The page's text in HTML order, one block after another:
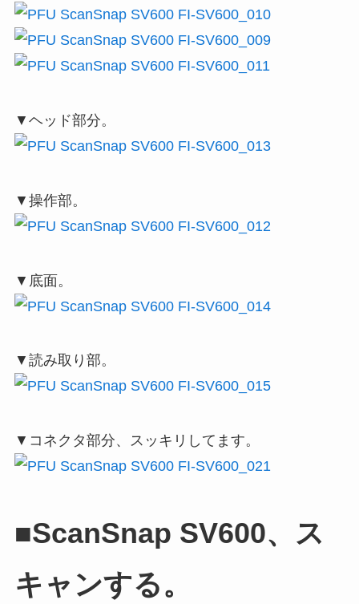
▼ヘッド部分。
▼操作部。
▼底面。
▼読み取り部。
▼コネクタ部分、スッキリしてます。
■ScanSnap SV600、ス
キャンする。